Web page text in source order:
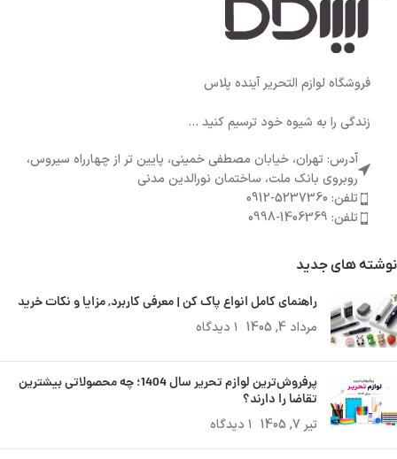
فروشگاه لوازم التحریر آینده پلاس
زندگی را به شیوه خود ترسیم کنید ...
آدرس: تهران، خیابان مصطفی خمینی، پایین تر از چهارراه سیروس،
روبروی بانک ملت، ساختمان نورالدین مدنی
تلفن: 5237360-0912
تلفن: 1406369-0998
نوشته های جدید
راهنمای کامل انواع پاک کن | معرفی کاربرد, مزایا و نکات خرید
مرداد 4, 1405 ۱ دیدگاه
پرفروش‌ترین لوازم تحریر سال 1404؛ چه محصولاتی بیشترین
تقاضا را دارند؟
تیر 7, 1405 ۱ دیدگاه